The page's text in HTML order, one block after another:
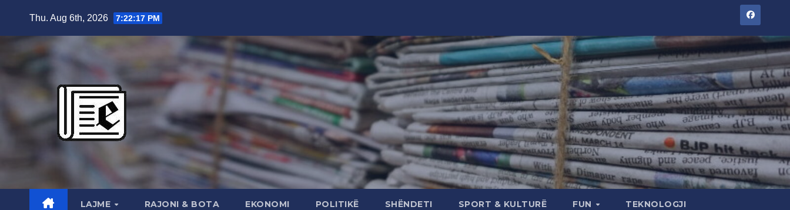
Thu. Aug 6th, 2026 7:22:18 PM
LAJME RAJONI & BOTA EKONOMI POLITIKË SHËNDETI SPORT & KULTURË FUN TEKNOLOGJI